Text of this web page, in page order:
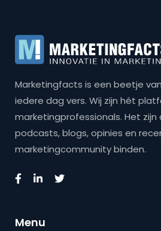
Marketingfacts is een beetje
iedere dag vers. Wij zijn hét
marketingprofessionals. Het zijn
podcasts, blogs, opinies en
marketingcommunity binden.
Menu